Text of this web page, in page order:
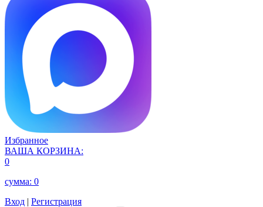
Избранное
ВАША КОРЗИНА:
0
сумма: 0
Вход | Регистрация